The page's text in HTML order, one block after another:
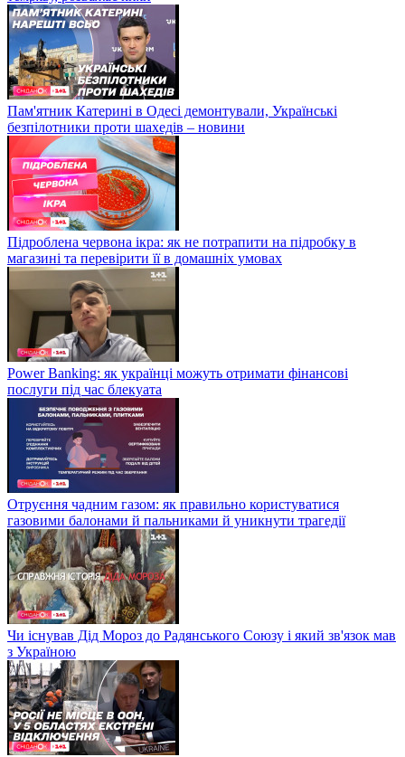
Пам'ятник Катерині в Одесі демонтували, Українські
безпілотники проти шахедів – новини
Підроблена червона ікра: як не потрапити на підробку в
магазині та перевірити її в домашніх умовах
Power Banking: як українці можуть отримати фінансові
послуги під час блекуата
Отруєння чадним газом: як правильно користуватися
газовими балонами й пальниками й уникнути трагедії
Чи існував Дід Мороз до Радянського Союзу і який зв'язок мав
з Україною